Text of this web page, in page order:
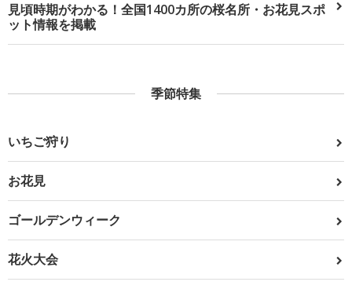
見頃時期がわかる！全国1400カ所の桜名所・お花見スポ
ット情報を掲載
季節特集
いちご狩り
お花見
ゴールデンウィーク
花火大会